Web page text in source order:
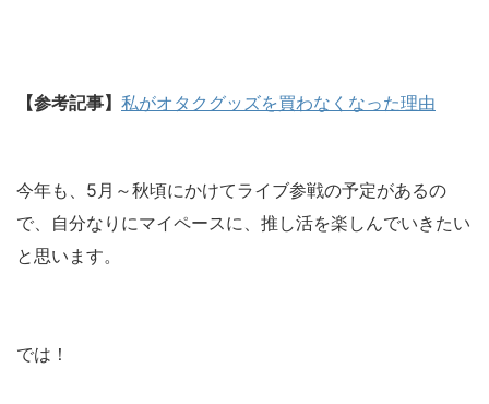
【参考記事】 私がオタクグッズを買わなくなった理由
今年も、5月～秋頃にかけてライブ参戦の予定があるの
で、自分なりにマイペースに、推し活を楽しんでいきたい
と思います。
では！